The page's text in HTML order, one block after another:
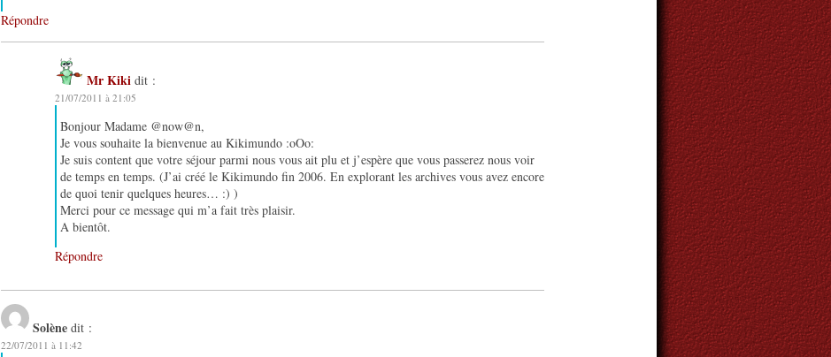
Répondre
Mr Kiki dit :
21/07/2011 à 21:05
Bonjour Madame @now@n,
Je vous souhaite la bienvenue au Kikimundo :oOo:
Je suis content que votre séjour parmi nous vous ait plu et j’espère que vous passerez nous voir
de temps en temps. (J’ai créé le Kikimundo fin 2006. En explorant les archives vous avez encore
de quoi tenir quelques heures… :) )
Merci pour ce message qui m’a fait très plaisir.
A bientôt.
Répondre
Solène dit :
22/07/2011 à 11:42